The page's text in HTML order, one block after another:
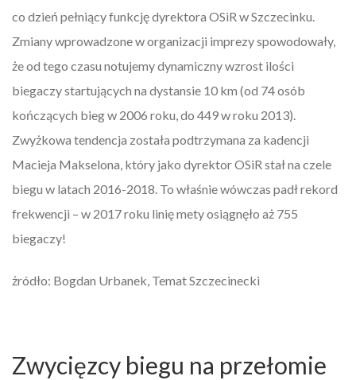
co dzień pełniący funkcję dyrektora OSiR w Szczecinku.
Zmiany wprowadzone w organizacji imprezy spowodowały,
że od tego czasu notujemy dynamiczny wzrost ilości
biegaczy startujących na dystansie 10 km (od 74 osób
kończących bieg w 2006 roku, do 449 w roku 2013).
Zwyżkowa tendencja została podtrzymana za kadencji
Macieja Makselona, który jako dyrektor OSiR stał na czele
biegu w latach 2016-2018. To właśnie wówczas padł rekord
frekwencji – w 2017 roku linię mety osiągnęło aż 755
biegaczy!
żródło: Bogdan Urbanek, Temat Szczecinecki
Zwycięzcy biegu na przełomie